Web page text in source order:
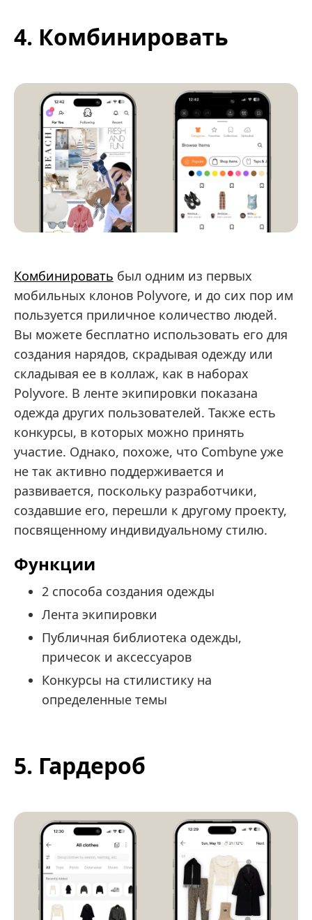
4. Комбинировать
Комбинировать был одним из первых
мобильных клонов Polyvore, и до сих пор им
пользуется приличное количество людей.
Вы можете бесплатно использовать его для
создания нарядов, скрадывая одежду или
складывая ее в коллаж, как в наборах
Polyvore. В ленте экипировки показана
одежда других пользователей. Также есть
конкурсы, в которых можно принять
участие. Однако, похоже, что Combyne уже
не так активно поддерживается и
развивается, поскольку разработчики,
создавшие его, перешли к другому проекту,
посвященному индивидуальному стилю.
Функции
2 способа создания одежды
Лента экипировки
Публичная библиотека одежды,
причесок и аксессуаров
Конкурсы на стилистику на
определенные темы
5. Гардероб